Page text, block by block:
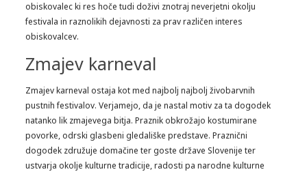
obiskovalec ki res hoče tudi doživi znotraj neverjetni okolju
festivala in raznolikih dejavnosti za prav različen interes
obiskovalcev.
Zmajev karneval
Zmajev karneval ostaja kot med najbolj najbolj živobarvnih
pustnih festivalov. Verjamejo, da je nastal motiv za ta dogodek
natanko lik zmajevega bitja. Praznik obkrožajo kostumirane
povorke, odrski glasbeni gledališke predstave. Praznični
dogodek združuje domačine ter goste države Slovenije ter
ustvarja okolje kulturne tradicije, radosti pa narodne kulturne